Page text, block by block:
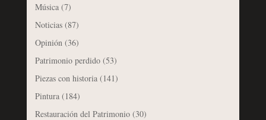
Música(7)
Noticias(87)
Opinión (36)
Patrimonio perdido(53)
Piezas con historia(141)
Pintura(184)
Restauración del Patrimonio(30)